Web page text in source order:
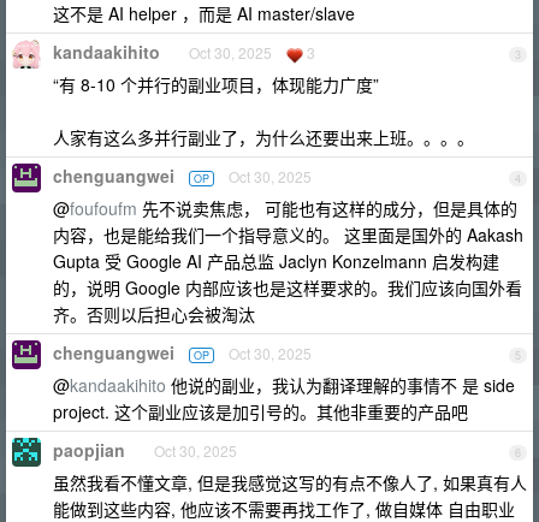
这不是 AI helper ，而是 AI master/slave
3
kandaakihito Oct 30, 2025 3
“有 8-10 个并行的副业项目，体现能力广度”
人家有这么多并行副业了，为什么还要出来上班。。。。
4
chenguangwei OP Oct 30, 2025
@foufoufm 先不说卖焦虑， 可能也有这样的成分，但是具体的
内容，也是能给我们一个指导意义的。 这里面是国外的 Aakash
Gupta 受 Google AI 产品总监 Jaclyn Konzelmann 启发构建
的，说明 Google 内部应该也是这样要求的。我们应该向国外看
齐。否则以后担心会被淘汰
5
chenguangwei OP Oct 30, 2025
@kandaakihito 他说的副业，我认为翻译理解的事情不 是 side
project. 这个副业应该是加引号的。其他非重要的产品吧
6
paopjian Oct 30, 2025
虽然我看不懂文章, 但是我感觉这写的有点不像人了, 如果真有人
能做到这些内容, 他应该不需要再找工作了, 做自媒体 自由职业